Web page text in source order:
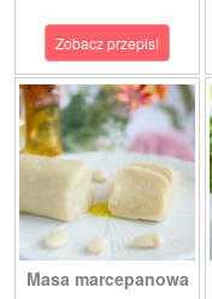
Zobacz przepis!
Masa marcepanowa